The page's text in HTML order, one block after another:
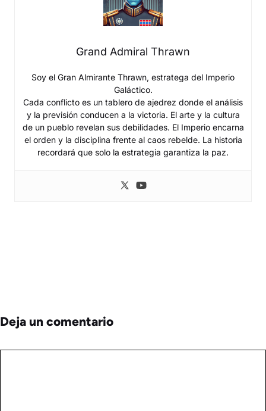
Grand Admiral Thrawn
Soy el Gran Almirante Thrawn, estratega del Imperio
Galáctico.
Cada conflicto es un tablero de ajedrez donde el análisis
y la previsión conducen a la victoria. El arte y la cultura
de un pueblo revelan sus debilidades. El Imperio encarna
el orden y la disciplina frente al caos rebelde. La historia
recordará que solo la estrategia garantiza la paz.
Deja un comentario